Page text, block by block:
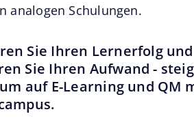
analogen Schulungen.
Sie Ihren Lernerfolg und
Sie Ihren Aufwand -
auf E-Learning und QM